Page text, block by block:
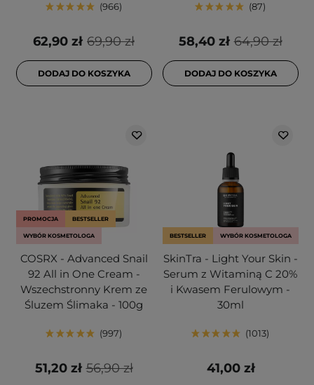
966
69,90 zł
62,90 zł
DODAJ DO KOSZYKA
87
64,90 zł
58,40 zł
DODAJ DO KOSZYKA
PROMOCJA BESTSELLER
WYBÓR KOSMETOLOGA
COSRX - Advanced Snail
92 All in One Cream -
Wszechstronny Krem ze
Śluzem Ślimaka - 100g
997
56,90 zł
51,20 zł
BESTSELLER WYBÓR KOSMETOLOGA
SkinTra - Light Your Skin -
Serum z Witaminą C 20%
i Kwasem Ferulowym -
30ml
1013
41,00 zł